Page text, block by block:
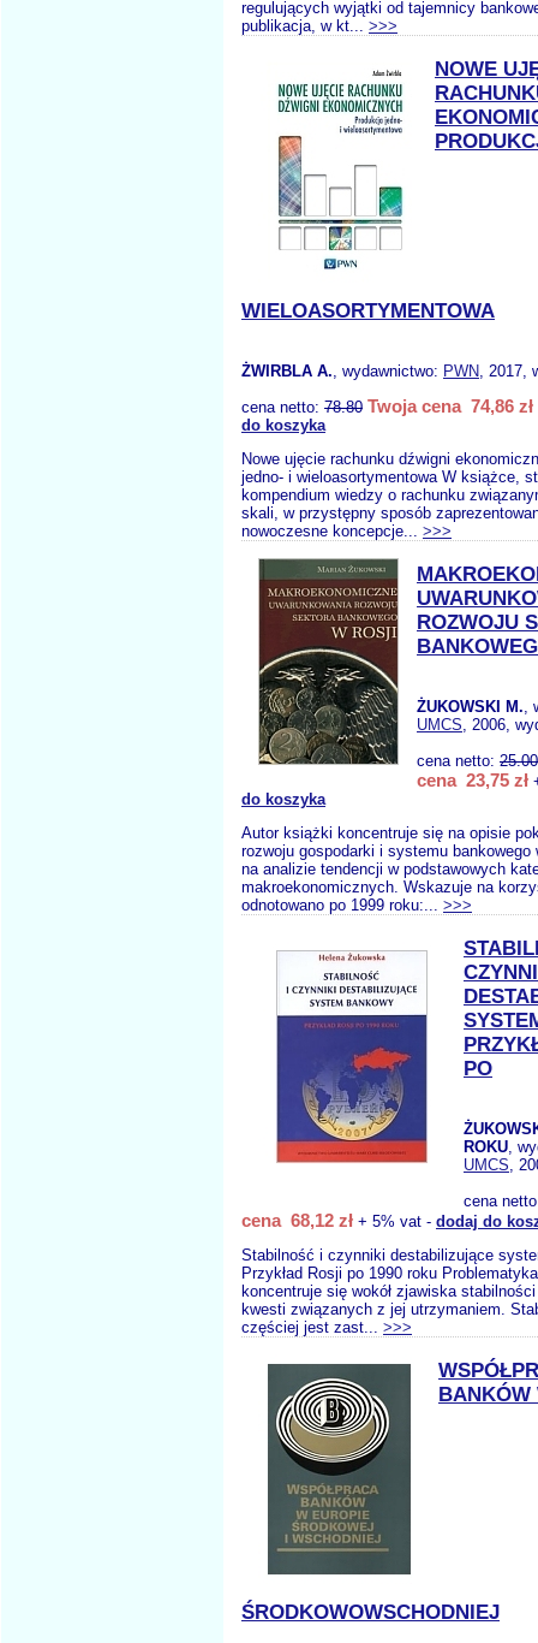
regulujących wyjątki od tajemnicy
publikacja, w kt... >>>
NOWE
WIELOASORTYMENTOWA
ŻWIRBLA A., wydawnictwo: PWN, 2017,
cena netto: 78.80 Twoja cena 74,86 zł
do koszyka
Nowe ujęcie rachunku dźwigni
jedno- i wieloasortymentowa W książce,
kompendium wiedzy o rachunku
skali, w przystępny sposób
nowoczesne koncepcje... >>>
ROZWOJU
ŻUKOWSKI M.,
UMCS, 2006,
cena netto: 25.00
cena 23,75 zł
do koszyka
Autor książki koncentruje się na opisie
rozwoju gospodarki i systemu bankowego
na analizie tendencji w podstawowych
makroekonomicznych. Wskazuje na
odnotowano po 1999 roku:... >>>
PO
ROKU,
UMCS,
cena
cena 68,12 zł + 5% vat - dodaj do
Stabilność i czynniki destabilizujące
Przykład Rosji po 1990 roku
koncentruje się wokół zjawiska
kwesti związanych z jej utrzymaniem.
częściej jest zast... >>>
BANKÓW
ŚRODKOWOWSCHODNIEJ